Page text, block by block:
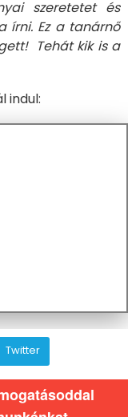
szeretetet és
írni. Ez a tanárnő
Tehát kik is a
indul:
Twitter